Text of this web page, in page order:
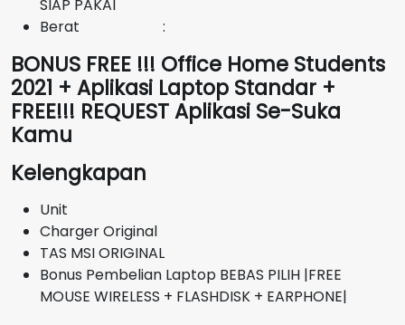
SIAP PAKAI
Berat :
BONUS FREE !!! Office Home Students
2021 + Aplikasi Laptop Standar +
FREE!!! REQUEST Aplikasi Se-Suka
Kamu
Kelengkapan
Unit
Charger Original
TAS MSI ORIGINAL
Bonus Pembelian Laptop BEBAS PILIH |FREE
MOUSE WIRELESS + FLASHDISK + EARPHONE|